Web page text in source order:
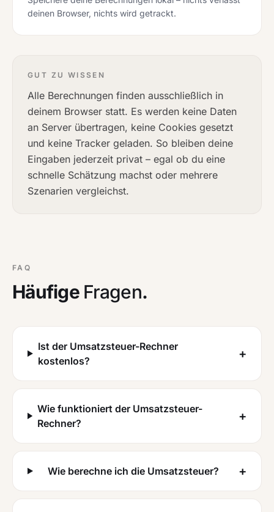
deinen Browser, nichts wird getrackt.
GUT ZU WISSEN
Alle Berechnungen finden ausschließlich in
deinem Browser statt. Es werden keine Daten
an Server übertragen, keine Cookies gesetzt
und keine Tracker geladen. So bleiben deine
Eingaben jederzeit privat – egal ob du eine
schnelle Schätzung machst oder mehrere
Szenarien vergleichst.
FAQ
Häufige Fragen.
Ist der Umsatzsteuer-Rechner
kostenlos?
+
Wie funktioniert der Umsatzsteuer-
Rechner?
+
Wie berechne ich die Umsatzsteuer? +